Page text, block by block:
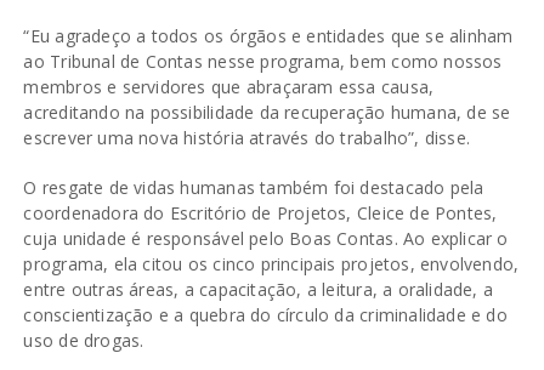
“Eu agradeço a todos os órgãos e entidades que se alinham
ao Tribunal de Contas nesse programa, bem como nossos
membros e servidores que abraçaram essa causa,
acreditando na possibilidade da recuperação humana, de se
escrever uma nova história através do trabalho”, disse.
O resgate de vidas humanas também foi destacado pela
coordenadora do Escritório de Projetos, Cleice de Pontes,
cuja unidade é responsável pelo Boas Contas. Ao explicar o
programa, ela citou os cinco principais projetos, envolvendo,
entre outras áreas, a capacitação, a leitura, a oralidade, a
conscientização e a quebra do círculo da criminalidade e do
uso de drogas.